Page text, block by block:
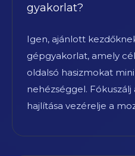
gyakorlat?
Igen, ajánlott
gépgyakorlat, amely
oldalsó hasizmokat
nehézséggel. Fókuszálj
hajlítása vezérelje a